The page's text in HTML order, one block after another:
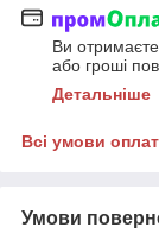
Ви
або гроші
Детальніше
Всі умови
Умови